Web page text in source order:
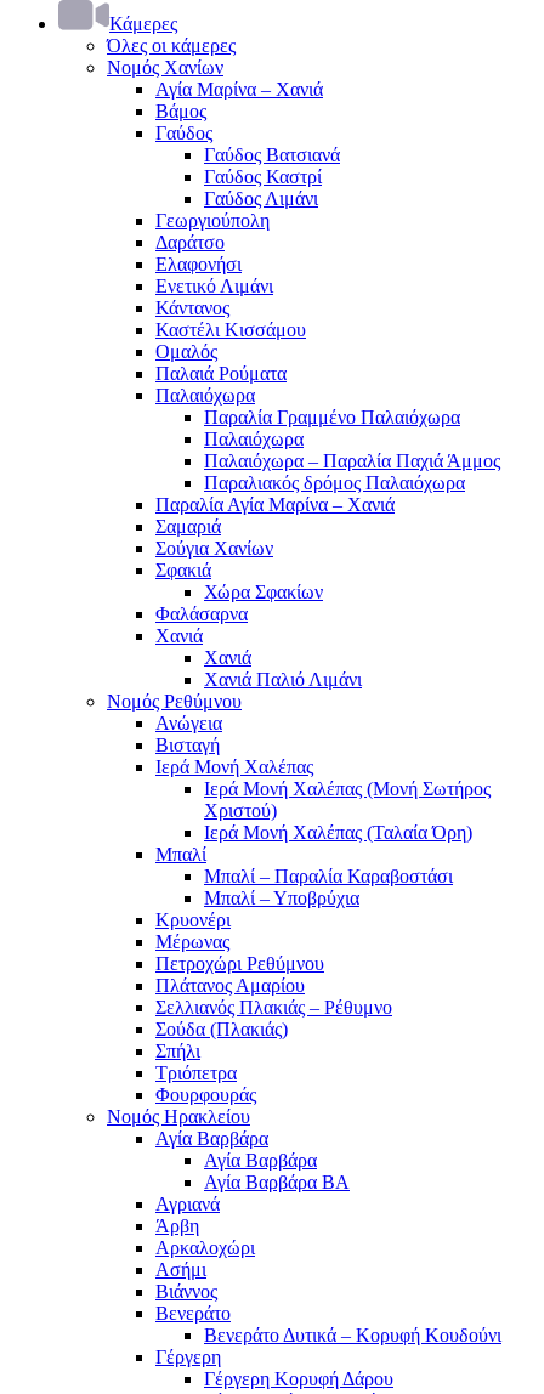
Κάμερες
Όλες οι κάμερες
Νομός Χανίων
Αγία Μαρίνα – Χανιά
Βάμος
Γαύδος
Γαύδος Βατσιανά
Γαύδος Καστρί
Γαύδος Λιμάνι
Γεωργιούπολη
Δαράτσο
Ελαφονήσι
Ενετικό Λιμάνι
Κάντανος
Καστέλι Κισσάμου
Ομαλός
Παλαιά Ρούματα
Παλαιόχωρα
Παραλία Γραμμένο Παλαιόχωρα
Παλαιόχωρα
Παλαιόχωρα – Παραλία Παχιά Άμμος
Παραλιακός δρόμος Παλαιόχωρα
Παραλία Αγία Μαρίνα – Χανιά
Σαμαριά
Σούγια Χανίων
Σφακιά
Χώρα Σφακίων
Φαλάσαρνα
Χανιά
Χανιά
Χανιά Παλιό Λιμάνι
Νομός Ρεθύμνου
Ανώγεια
Βισταγή
Ιερά Μονή Χαλέπας
Ιερά Μονή Χαλέπας (Μονή Σωτήρος
Χριστού)
Ιερά Μονή Χαλέπας (Ταλαία Όρη)
Μπαλί
Μπαλί – Παραλία Καραβοστάσι
Μπαλί – Υποβρύχια
Κρυονέρι
Μέρωνας
Πετροχώρι Ρεθύμνου
Πλάτανος Αμαρίου
Σελλιανός Πλακιάς – Ρέθυμνο
Σούδα (Πλακιάς)
Σπήλι
Τριόπετρα
Φουρφουράς
Νομός Ηρακλείου
Αγία Βαρβάρα
Αγία Βαρβάρα
Αγία Βαρβάρα ΒΑ
Αγριανά
Άρβη
Αρκαλοχώρι
Ασήμι
Βιάννος
Βενεράτο
Βενεράτο Δυτικά – Κορυφή Κουδούνι
Γέργερη
Γέργερη Κορυφή Δάρου